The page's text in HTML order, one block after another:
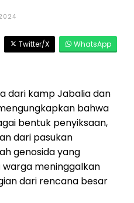
Twitter/X
WhatsApp
dari kamp Jabalia dan
bahwa
bentuk penyiksaan,
dari pasukan
genosida yang
meninggalkan
dari rencana besar